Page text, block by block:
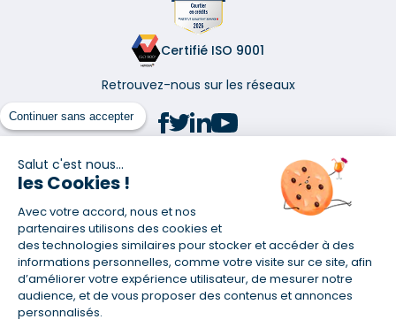
Continuer sans accepter
Salut c'est nous...
les Cookies !
Avec votre accord, nous et nos
partenaires utilisons des cookies et
des technologies similaires pour stocker et accéder à des
informations personnelles, comme votre visite sur ce site, afin
d’améliorer votre expérience utilisateur, de mesurer notre
audience, et de vous proposer des contenus et annonces
personnalisés.
Certifié ISO 9001
Retrouvez-nous sur les réseaux
(1) Taux fixe national hors assurance et selon votre profil
(2) Économie de 65 % pour l'assurance d'un prêt amortissable de 330
457,23 € à 0,90 % sur 19,5 ans, accordé à un salarié non cadre assuré à
100 % (décès, PTIA, IPP, ITT, IPP) âgé de 36 ans fumeur et une personne
salariée non cadre assurée à 100 % (décès, PTIA, IPP, ITT, IPP) âgée de 35
ans et non-fumeur, tous deux sans risque médical connu. Au
14/07/2019, coût de l'assurance proposée par la banque 179,08 €/mois
en moyenne contre 64,60 €/mois en moyenne au 14/07/2022 avec
Empruntis.com (TAEA : 0,44 %, coût total de l'assurance : 15 117,65 €).